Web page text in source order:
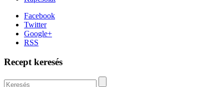
Facebook
Twitter
Google+
RSS
Recept keresés